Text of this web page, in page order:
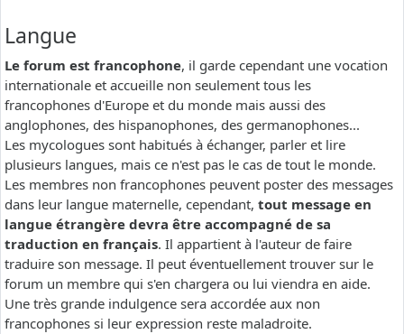
Langue
Le forum est francophone, il garde cependant une vocation
internationale et accueille non seulement tous les
francophones d'Europe et du monde mais aussi des
anglophones, des hispanophones, des germanophones...
Les mycologues sont habitués à échanger, parler et lire
plusieurs langues, mais ce n'est pas le cas de tout le monde.
Les membres non francophones peuvent poster des messages
dans leur langue maternelle, cependant, tout message en
langue étrangère devra être accompagné de sa
traduction en français. Il appartient à l'auteur de faire
traduire son message. Il peut éventuellement trouver sur le
forum un membre qui s'en chargera ou lui viendra en aide.
Une très grande indulgence sera accordée aux non
francophones si leur expression reste maladroite.